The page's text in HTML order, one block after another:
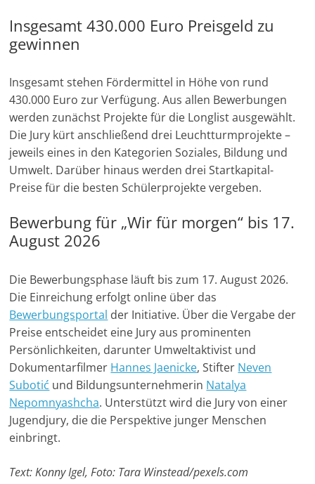
|
S
i
f
t
u
n
g
n
Insgesamt 430.000 Euro Preisgeld zu
gewinnen
Insgesamt stehen Fördermittel in Höhe von rund
430.000 Euro zur Verfügung. Aus allen Bewerbungen
werden zunächst Projekte für die Longlist ausgewählt.
Die Jury kürt anschließend drei Leuchtturmprojekte –
jeweils eines in den Kategorien Soziales, Bildung und
Umwelt. Darüber hinaus werden drei Startkapital-
Preise für die besten Schülerprojekte vergeben.
Bewerbung für „Wir für morgen“ bis 17.
August 2026
Die Bewerbungsphase läuft bis zum 17. August 2026.
Die Einreichung erfolgt online über das
Bewerbungsportal der Initiative. Über die Vergabe der
Preise entscheidet eine Jury aus prominenten
Persönlichkeiten, darunter Umweltaktivist und
Dokumentarfilmer Hannes Jaenicke, Stifter Neven
Subotić und Bildungsunternehmerin Natalya
Nepomnyashcha. Unterstützt wird die Jury von einer
Jugendjury, die die Perspektive junger Menschen
einbringt.
Text: Konny Igel, Foto: Tara Winstead/pexels.com